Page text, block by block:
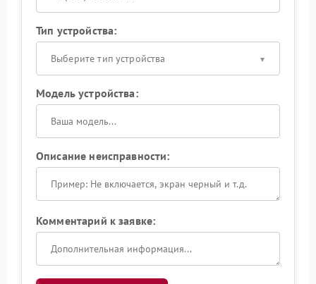
Тип устройства:
Выберите тип устройства
Модель устройства:
Описание неисправности:
Комментарий к заявке: